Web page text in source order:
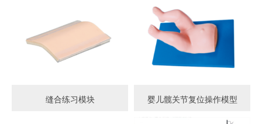
缝合练习模块 婴儿髋关节复位操作模型